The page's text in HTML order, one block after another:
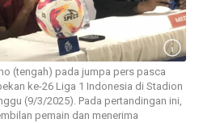
(tengah) pada jumpa pers pasca
ke-26 Liga 1 Indonesia di Stadion
(9/3/2025). Pada pertandingan ini,
pemain dan menerima